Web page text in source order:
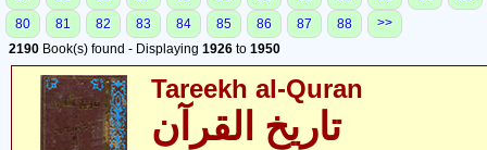
80
81 82 83 84 85 86 87 88
>>
2190 Book(s) found - Displaying 1926 to 1950
Tareekh al-Quran
تاریخ القرآن